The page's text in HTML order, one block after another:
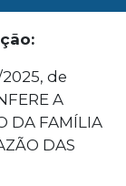
, de
A
DA FAMÍLIA
DAS